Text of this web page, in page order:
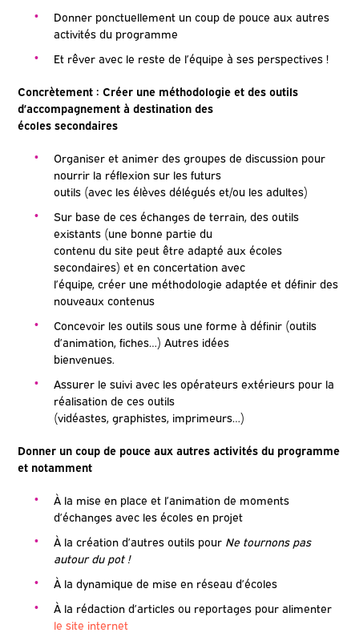
Donner ponctuellement un coup de pouce aux autres
activités du programme
Et rêver avec le reste de l’équipe à ses perspectives !
Concrètement : Créer une méthodologie et des outils
d’accompagnement à destination des
écoles secondaires
Organiser et animer des groupes de discussion pour
nourrir la réflexion sur les futurs
outils (avec les élèves délégués et/ou les adultes)
Sur base de ces échanges de terrain, des outils
existants (une bonne partie du
contenu du site peut être adapté aux écoles
secondaires) et en concertation avec
l’équipe, créer une méthodologie adaptée et définir des
nouveaux contenus
Concevoir les outils sous une forme à définir (outils
d’animation, fiches…) Autres idées
bienvenues.
Assurer le suivi avec les opérateurs extérieurs pour la
réalisation de ces outils
(vidéastes, graphistes, imprimeurs…)
Donner un coup de pouce aux autres activités du programme
et notamment
À la mise en place et l’animation de moments
d’échanges avec les écoles en projet
À la création d’autres outils pour Ne tournons pas
autour du pot !
À la dynamique de mise en réseau d’écoles
À la rédaction d’articles ou reportages pour alimenter
le site internet